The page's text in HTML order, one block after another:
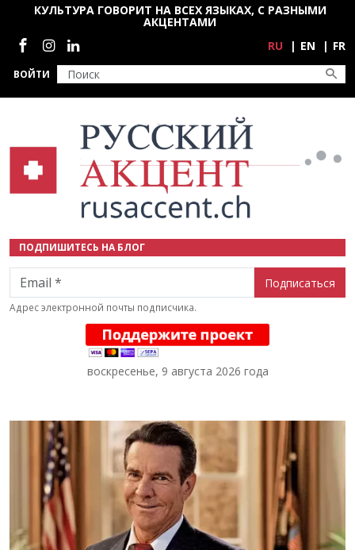
Перейти к основному содержанию
ВОЙТИ
КУЛЬТУРА ГОВОРИТ НА ВСЕХ ЯЗЫКАХ, С РАЗНЫМИ
АКЦЕНТАМИ
Социальные сети
RU EN FR
ПОДПИШИТЕСЬ НА БЛОГ
Email
Адрес электронной почты подписчика.
воскресенье, 9 августа 2026 года